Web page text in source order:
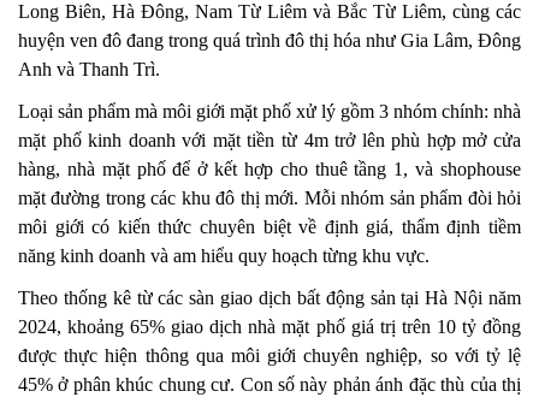
Long Biên, Hà Đông, Nam Từ Liêm và Bắc Từ Liêm, cùng các
huyện ven đô đang trong quá trình đô thị hóa như Gia Lâm, Đông
Anh và Thanh Trì.
Loại sản phẩm mà môi giới mặt phố xử lý gồm 3 nhóm chính: nhà
mặt phố kinh doanh với mặt tiền từ 4m trở lên phù hợp mở cửa
hàng, nhà mặt phố để ở kết hợp cho thuê tầng 1, và shophouse
mặt đường trong các khu đô thị mới. Mỗi nhóm sản phẩm đòi hỏi
môi giới có kiến thức chuyên biệt về định giá, thẩm định tiềm
năng kinh doanh và am hiểu quy hoạch từng khu vực.
Theo thống kê từ các sàn giao dịch bất động sản tại Hà Nội năm
2024, khoảng 65% giao dịch nhà mặt phố giá trị trên 10 tỷ đồng
được thực hiện thông qua môi giới chuyên nghiệp, so với tỷ lệ
45% ở phân khúc chung cư. Con số này phản ánh đặc thù của thị